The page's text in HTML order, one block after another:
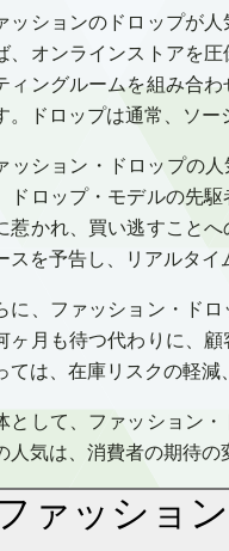
ッションのドロップが
、オンラインストアを
ィングルームを組み合
。ドロップは通常、ソー
ッション・ドロップの
ドロップ・モデルの先
惹かれ、買い逃すこと
スを予告し、リアルタ
に、ファッション・ド
ヶ月も待つ代わりに、
ては、在庫リスクの軽
として、ファッション
人気は、消費者の期待の
ァッショ